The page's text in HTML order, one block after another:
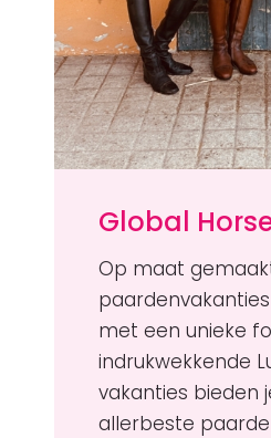
Global
Op maat
met een unieke
indrukwekkende
vakanties bieden
allerbeste